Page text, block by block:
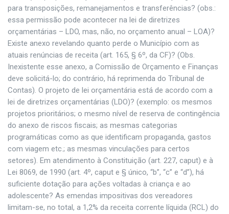
para transposições, remanejamentos e transferências? (obs.:
essa permissão pode acontecer na lei de diretrizes
orçamentárias – LDO, mas, não, no orçamento anual – LOA)?
Existe anexo revelando quanto perde o Município com as
atuais renúncias de receita (art. 165, § 6º, da CF)? (Obs.
Inexistente esse anexo, a Comissão de Orçamento e Finanças
deve solicitá-lo; do contrário, há reprimenda do Tribunal de
Contas). O projeto de lei orçamentária está de acordo com a
lei de diretrizes orçamentárias (LDO)? (exemplo: os mesmos
projetos prioritários; o mesmo nível de reserva de contingência
do anexo de riscos fiscais; as mesmas categorias
programáticas como as que identificam propaganda, gastos
com viagem etc.; as mesmas vinculações para certos
setores). Em atendimento à Constituição (art. 227, caput) e à
Lei 8069, de 1990 (art. 4º, caput e § único, “b”, “c” e “d”), há
suficiente dotação para ações voltadas à criança e ao
adolescente? As emendas impositivas dos vereadores
limitam-se, no total, a 1,2% da receita corrente líquida (RCL) do